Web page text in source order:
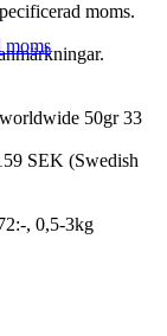
moms.
50gr 33
SEK (Swedish
, 0,5-3kg